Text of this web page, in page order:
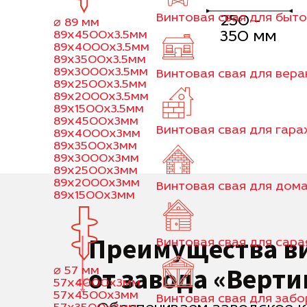
⌀ 89 мм
89x4500x3.5мм
89x4000x3.5мм
89x3500x3.5мм
89x3000x3.5мм
89x2500x3.5мм
89x2000x3.5мм
89x1500x3.5мм
89x4500x3мм
89x4000x3мм
89x3500x3мм
89x3000x3мм
89x2500x3мм
89x2000x3мм
89x1500x3мм
⌀ 57 мм
57x4000x3мм
57x4500x3мм
Винтовая свая для
Винтовая свая для
Винтовая свая для
Винтовая свая для
Винтовая свая для
Винтовая свая для
250 -
350 мм
Преимущества
от завода